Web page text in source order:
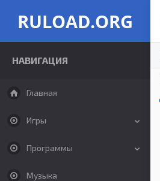
RULOAD.ORG
НАВИГАЦИЯ
Главная
Игры
Программы
Музыка